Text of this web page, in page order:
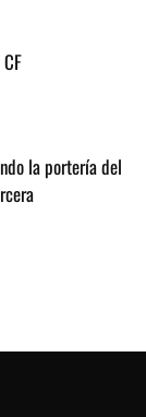
la portería del